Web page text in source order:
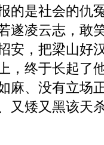
的是社会的仇
遂凌云志，敢
安，把梁山好
，终于长起了
麻、没有立场
又矮又黑该天